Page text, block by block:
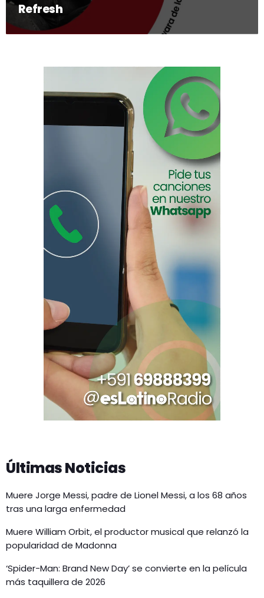
Refresh
Últimas Noticias
Muere Jorge Messi, padre de Lionel Messi, a los 68 años
tras una larga enfermedad
Muere William Orbit, el productor musical que relanzó la
popularidad de Madonna
‘Spider-Man: Brand New Day’ se convierte en la película
más taquillera de 2026